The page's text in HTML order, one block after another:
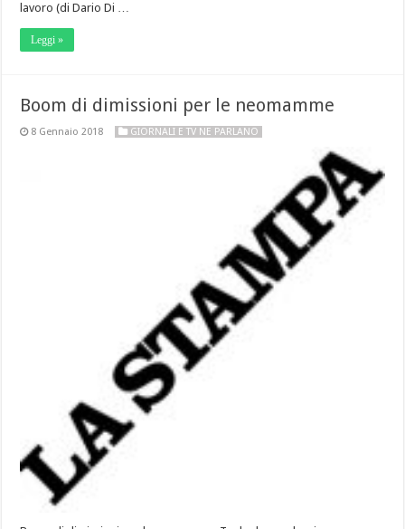
lavoro (di Dario Di …
Leggi »
Boom di dimissioni per le neomamme
8 Gennaio 2018 GIORNALI E TV NE PARLANO